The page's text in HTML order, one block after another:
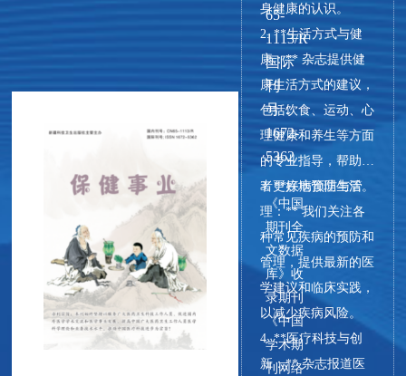
65-
1113/R
国际
刊
号：
1672-
5362
《中国
期刊全
文数据
库》收
录期刊
《中国
学术期
刊网络
身健康的认识。
2. **生活方式与健
康：** 杂志提供健
康生活方式的建议，
包括饮食、运动、心
理健康和养生等方面
的专业指导，帮助读
者更好地管理生活。
3. **疾病预防与管
理：** 我们关注各
种常见疾病的预防和
管理，提供最新的医
学建议和临床实践，
以减少疾病风险。
4. **医疗科技与创
新：** 杂志报道医